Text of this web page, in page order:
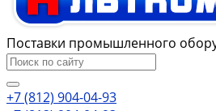
Поставки промышленного
+7 (812) 904-04-93